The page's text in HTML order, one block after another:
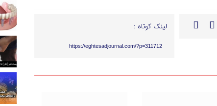
لینک کوتاه :
https://eghtesadjournal.com/?p=311712